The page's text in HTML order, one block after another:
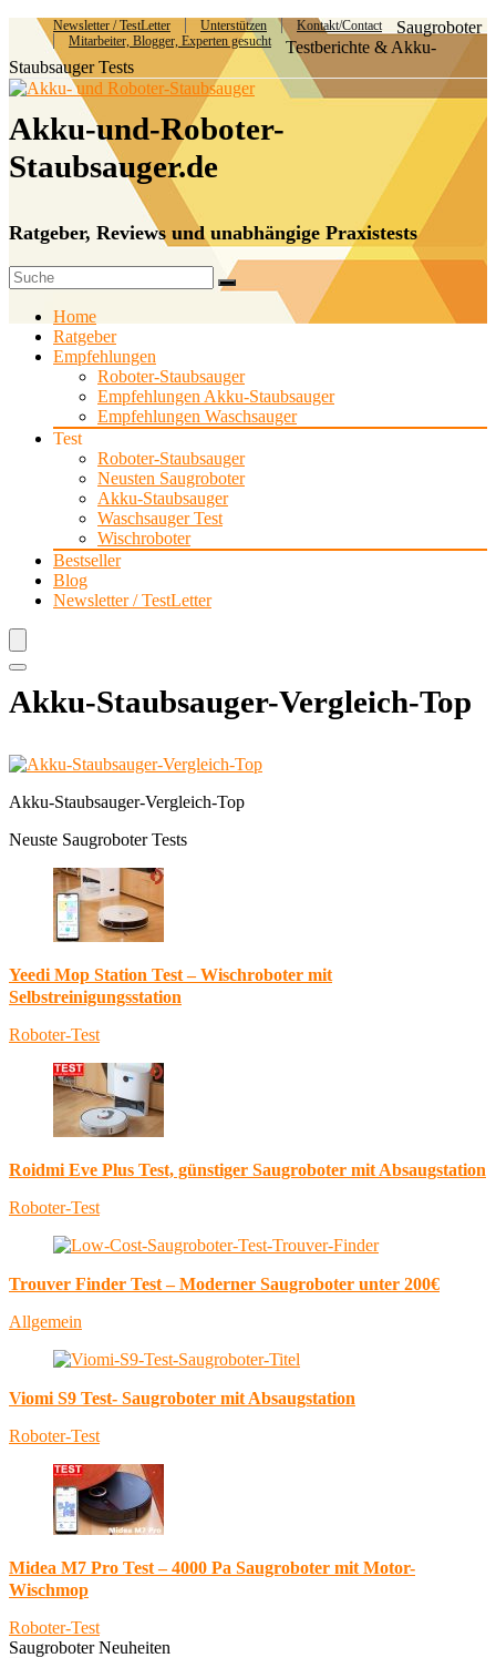
Newsletter / TestLetter Unterstützen
Kontakt/Contact
Mitarbeiter, Blogger, Experten gesucht
Saugroboter
Testberichte & Akku-
Staubsauger Tests
Akku-und-Roboter-
Staubsauger.de
Ratgeber, Reviews und unabhängige Praxistests
Home
Ratgeber
Empfehlungen
Roboter-Staubsauger
Empfehlungen Akku-Staubsauger
Empfehlungen Waschsauger
Test
Roboter-Staubsauger
Neusten Saugroboter
Akku-Staubsauger
Waschsauger Test
Wischroboter
Bestseller
Blog
Newsletter / TestLetter
Akku-Staubsauger-Vergleich-Top
Akku-Staubsauger-Vergleich-Top
Neuste Saugroboter Tests
Yeedi Mop Station Test – Wischroboter mit
Selbstreinigungsstation
Roboter-Test
Roidmi Eve Plus Test, günstiger Saugroboter mit Absaugstation
Roboter-Test
Trouver Finder Test – Moderner Saugroboter unter 200€
Allgemein
Viomi S9 Test- Saugroboter mit Absaugstation
Roboter-Test
Midea M7 Pro Test – 4000 Pa Saugroboter mit Motor-
Wischmop
Roboter-Test
Saugroboter Neuheiten